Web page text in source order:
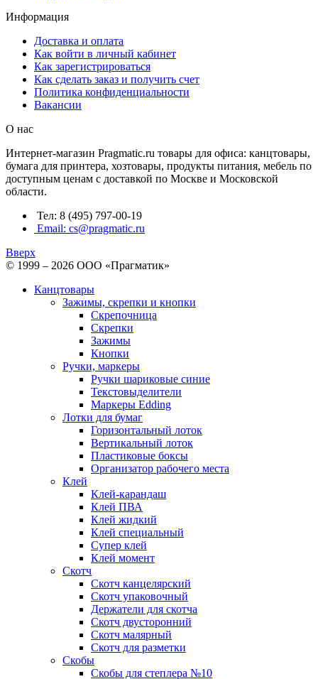
Информация
Доставка и оплата
Как войти в личный кабинет
Как зарегистрироваться
Как сделать заказ и получить счет
Политика конфиденциальности
Вакансии
О нас
Интернет-магазин Pragmatic.ru товары для офиса: канцтовары,
бумага для принтера, хозтовары, продукты питания, мебель по
доступным ценам с доставкой по Москве и Московской
области.
Тел: 8 (495) 797-00-19
Email: cs@pragmatic.ru
Вверх
© 1999 – 2026 ООО «Прагматик»
Канцтовары
Зажимы, скрепки и кнопки
Скрепочница
Скрепки
Зажимы
Кнопки
Ручки, маркеры
Ручки шариковые синие
Текстовыделители
Маркеры Edding
Лотки для бумаг
Горизонтальный лоток
Вертикальный лоток
Пластиковые боксы
Организатор рабочего места
Клей
Клей-карандаш
Клей ПВА
Клей жидкий
Клей специальный
Супер клей
Клей момент
Скотч
Скотч канцелярский
Скотч упаковочный
Держатели для скотча
Скотч двусторонний
Скотч малярный
Скотч для разметки
Скобы
Скобы для степлера №10